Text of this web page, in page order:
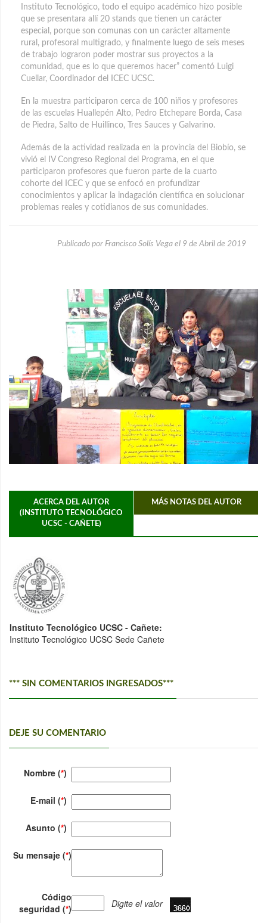
Instituto Tecnológico, todo el equipo académico hizo posible
que se presentara allí 20 stands que tienen un carácter
especial, porque son comunas con un carácter altamente
rural, profesoral multigrado, y finalmente luego de seis meses
de trabajo lograron poder mostrar sus proyectos a la
comunidad, que es lo que queremos hacer” comentó Luigi
Cuellar, Coordinador del ICEC UCSC.
En la muestra participaron cerca de 100 niños y profesores
de las escuelas Huallepén Alto, Pedro Etchepare Borda, Casa
de Piedra, Salto de Huillinco, Tres Sauces y Galvarino.
Además de la actividad realizada en la provincia del Biobío, se
vivió el IV Congreso Regional del Programa, en el que
participaron profesores que fueron parte de la cuarto
cohorte del ICEC y que se enfocó en profundizar
conocimientos y aplicar la indagación científica en solucionar
problemas reales y cotidianos de sus comunidades.
Publicado por Francisco Solís Vega el 9 de Abril de 2019
ACERCA DEL AUTOR
(INSTITUTO TECNOLÓGICO
UCSC - CAÑETE)
MÁS NOTAS DEL AUTOR
Instituto Tecnológico UCSC - Cañete:
Instituto Tecnológico UCSC Sede Cañete
*** SIN COMENTARIOS INGRESADOS***
DEJE SU COMENTARIO
Nombre (*)
E-mail (*)
Asunto (*)
Su mensaje (*)
Código
seguridad (*) Digite el valor